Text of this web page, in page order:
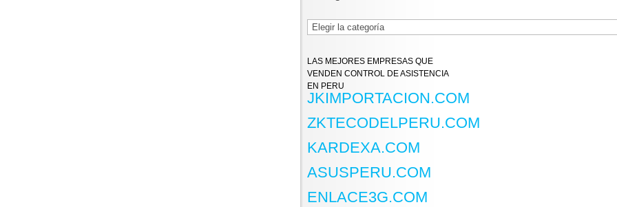
Categorías
LAS MEJORES EMPRESAS QUE
VENDEN CONTROL DE ASISTENCIA
EN PERU
JKIMPORTACION.COM
ZKTECODELPERU.COM
KARDEXA.COM
ASUSPERU.COM
ENLACE3G.COM